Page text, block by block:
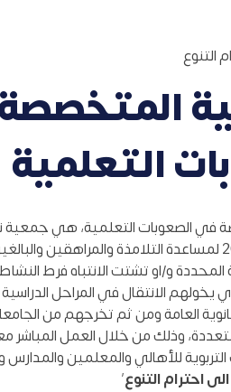
التنوع
التعلمية
في الصعوبات التعلمية، هي جمعية
تأسيسها عام 2002 لمساعدة التلامذة والمراهقين
المحددة و/او تشتت الانتباه فرط
يخولهم الانتقال في المراحل
العامة ومن ثم تخرجهم من
وذلك من خلال العمل المباشر
للأهالي والمعلمين
احترام التنوع’